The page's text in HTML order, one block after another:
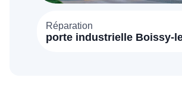
Réparation
porte industrielle Boissy-